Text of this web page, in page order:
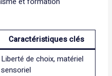
Caractéristiques clés
Liberté de choix, matériel
sensoriel